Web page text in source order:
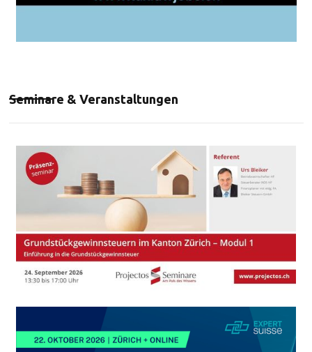
Seminare & Veranstaltungen